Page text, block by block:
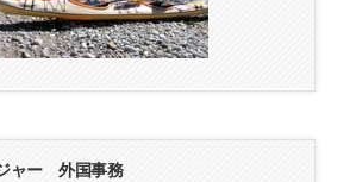
ャー 外国事務